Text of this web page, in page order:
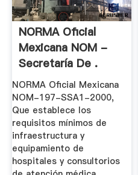
NORMA Oficial
Mexicana NOM -
Secretaría De .
NORMA Oficial Mexicana
NOM-197-SSA1-2000,
Que establece los
requisitos mínimos de
infraestructura y
equipamiento de
hospitales y consultorios